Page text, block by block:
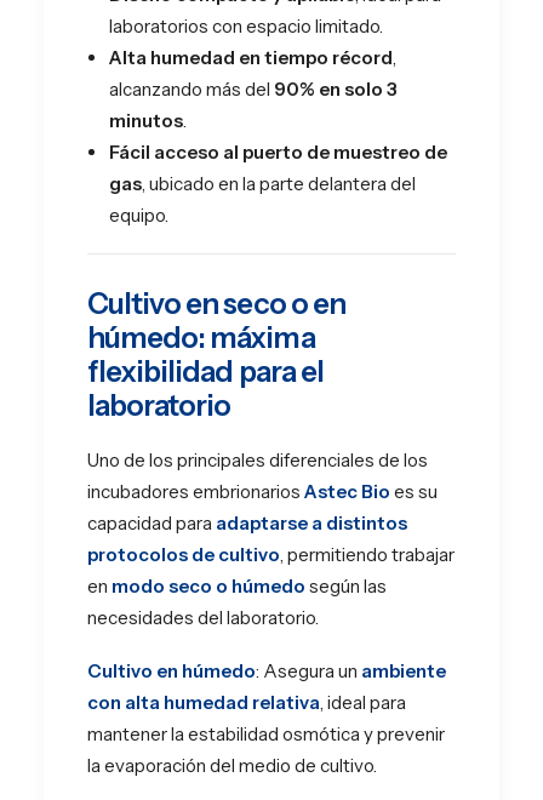
laboratorios con espacio limitado.
Alta humedad en tiempo récord,
alcanzando más del 90% en solo 3
minutos.
Fácil acceso al puerto de muestreo de
gas, ubicado en la parte delantera del
equipo.
Cultivo en seco o en
húmedo: máxima
flexibilidad para el
laboratorio
Uno de los principales diferenciales de los
incubadores embrionarios Astec Bio es su
capacidad para adaptarse a distintos
protocolos de cultivo, permitiendo trabajar
en modo seco o húmedo según las
necesidades del laboratorio.
Cultivo en húmedo: Asegura un ambiente
con alta humedad relativa, ideal para
mantener la estabilidad osmótica y prevenir
la evaporación del medio de cultivo.